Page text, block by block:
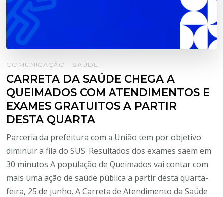
COMUNICAÇÃO SAÚDE
CARRETA DA SAÚDE CHEGA A
QUEIMADOS COM ATENDIMENTOS E
EXAMES GRATUITOS A PARTIR
DESTA QUARTA
Parceria da prefeitura com a União tem por objetivo
diminuir a fila do SUS. Resultados dos exames saem em
30 minutos A população de Queimados vai contar com
mais uma ação de saúde pública a partir desta quarta-
feira, 25 de junho. A Carreta de Atendimento da Saúde